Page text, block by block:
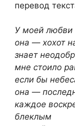
перевод
У моей любви
она — хохот
знает
мне стоило
если бы
она —
каждое
блеклым